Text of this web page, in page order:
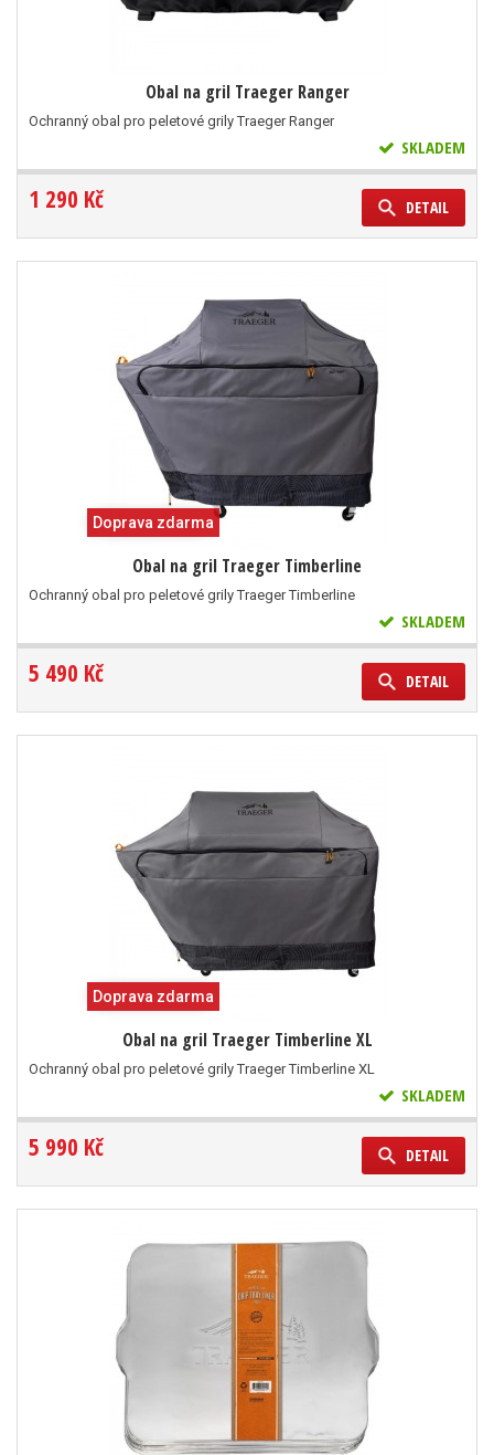
Obal na gril Traeger Ranger
Ochranný obal pro peletové grily Traeger Ranger
SKLADEM
1 290 Kč DETAIL
Doprava zdarma
Obal na gril Traeger Timberline
Ochranný obal pro peletové grily Traeger Timberline
SKLADEM
5 490 Kč DETAIL
Doprava zdarma
Obal na gril Traeger Timberline XL
Ochranný obal pro peletové grily Traeger Timberline XL
SKLADEM
5 990 Kč DETAIL